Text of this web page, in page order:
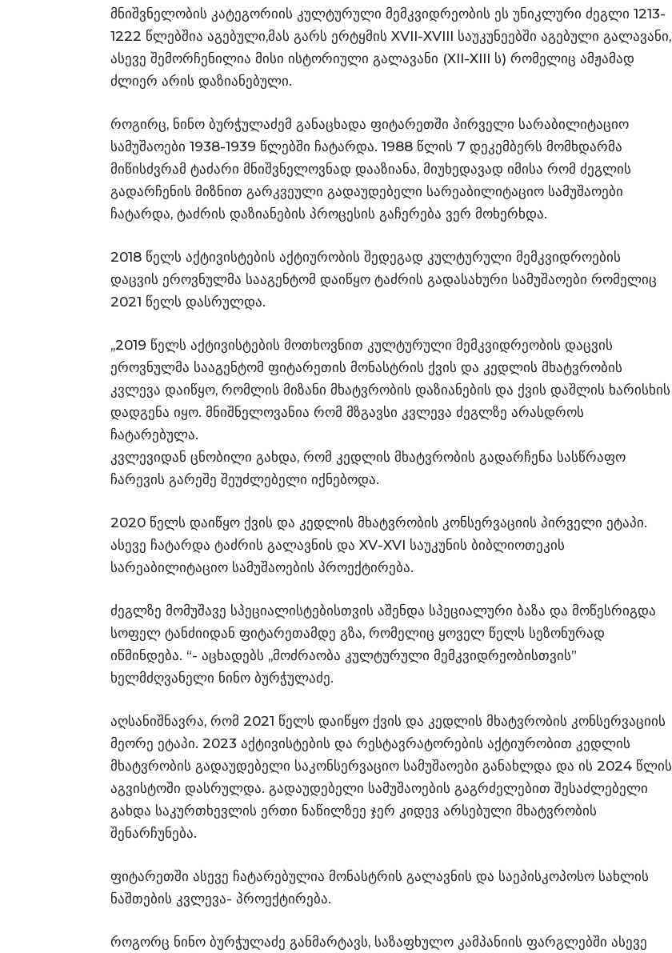
მნიშვნელობის კატეგორიის კულტურული მემკვიდრეობის ეს უნიკლური ძეგლი 1213-
1222 წლებშია აგებული,მას გარს ერტყმის XVII-XVIII საუკუნეებში აგებული გალავანი,
ასევე შემორჩენილია მისი ისტორიული გალავანი (XII-XIII ს) რომელიც ამჟამად
ძლიერ არის დაზიანებული.
როგირც, ნინო ბურჭულაძემ განაცხადა ფიტარეთში პირველი სარაბილიტაციო
სამუშაოები 1938-1939 წლებში ჩატარდა. 1988 წლის 7 დეკემბერს მომხდარმა
მიწისძვრამ ტაძარი მნიშვნელოვნად დააზიანა, მიუხედავად იმისა რომ ძეგლის
გადარჩენის მიზნით გარკვეული გადაუდებელი სარეაბილიტაციო სამუშაოები
ჩატარდა, ტაძრის დაზიანების პროცესის გაჩერება ვერ მოხერხდა.
2018 წელს აქტივისტების აქტიურობის შედეგად კულტურული მემკვიდროების
დაცვის ეროვნულმა სააგენტომ დაიწყო ტაძრის გადასახური სამუშაოები რომელიც
2021 წელს დასრულდა.
,,2019 წელს აქტივისტების მოთხოვნით კულტურული მემკვიდრეობის დაცვის
ეროვნულმა სააგენტომ ფიტარეთის მონასტრის ქვის და კედლის მხატვრობის
კვლევა დაიწყო, რომლის მიზანი მხატვრობის დაზიანების და ქვის დაშლის ხარისხის
დადგენა იყო. მნიშნელოვანია რომ მზგავსი კვლევა ძეგლზე არასდროს
ჩატარებულა.
კვლევიდან ცნობილი გახდა, რომ კედლის მხატვრობის გადარჩენა სასწრაფო
ჩარევის გარეშე შეუძლებელი იქნებოდა.
2020 წელს დაიწყო ქვის და კედლის მხატვრობის კონსერვაციის პირველი ეტაპი.
ასევე ჩატარდა ტაძრის გალავნის და XV-XVI საუკუნის ბიბლიოთეკის
სარეაბილიტაციო სამუშაოების პროექტირება.
ძეგლზე მომუშავე სპეციალისტებისთვის აშენდა სპეციალური ბაზა და მოწესრიგდა
სოფელ ტანძიიდან ფიტარეთამდე გზა, რომელიც ყოველ წელს სეზონურად
იწმინდება. “- აცხადებს ,,მოძრაობა კულტურული მემკვიდრეობისთვის”
ხელმძღვანელი ნინო ბურჭულაძე.
აღსანიშნავრა, რომ 2021 წელს დაიწყო ქვის და კედლის მხატვრობის კონსერვაციის
მეორე ეტაპი. 2023 აქტივისტების და რესტავრატორების აქტიურობით კედლის
მხატვრობის გადაუდებელი საკონსერვაციო სამუშაოები განახლდა და ის 2024 წლის
აგვისტოში დასრულდა. გადაუდებელი სამუშაოების გაგრძელებით შესაძლებელი
გახდა საკურთხევლის ერთი ნაწილზეე ჯერ კიდევ არსებული მხატვრობის
შენარჩუნება.
ფიტარეთში ასევე ჩატარებულია მონასტრის გალავნის და საეპისკოპოსო სახლის
ნაშთების კვლევა- პროექტირება.
როგორც ნინო ბურჭულაძე განმარტავს, საზაფხულო კამპანიის ფარგლებში ასევე